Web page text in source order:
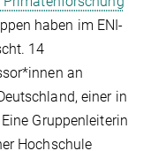
haben im ENI-
14
an
einer in
Gruppenleiterin
Hochschule